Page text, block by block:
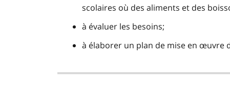
scolaires où des aliments et des
à évaluer les besoins;
à élaborer un plan de mise en œuvre